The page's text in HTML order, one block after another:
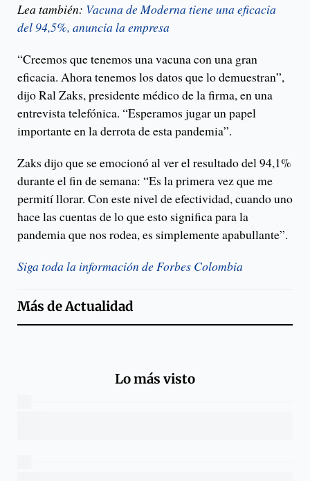
Lea también: Vacuna de Moderna tiene una eficacia
del 94,5%, anuncia la empresa
“Creemos que tenemos una vacuna con una gran
eficacia. Ahora tenemos los datos que lo demuestran”,
dijo Ral Zaks, presidente médico de la firma, en una
entrevista telefónica. “Esperamos jugar un papel
importante en la derrota de esta pandemia”.
Zaks dijo que se emocionó al ver el resultado del 94,1%
durante el fin de semana: “Es la primera vez que me
permití llorar. Con este nivel de efectividad, cuando uno
hace las cuentas de lo que esto significa para la
pandemia que nos rodea, es simplemente apabullante”.
Siga toda la información de Forbes Colombia
Más deActualidad
Lo más visto